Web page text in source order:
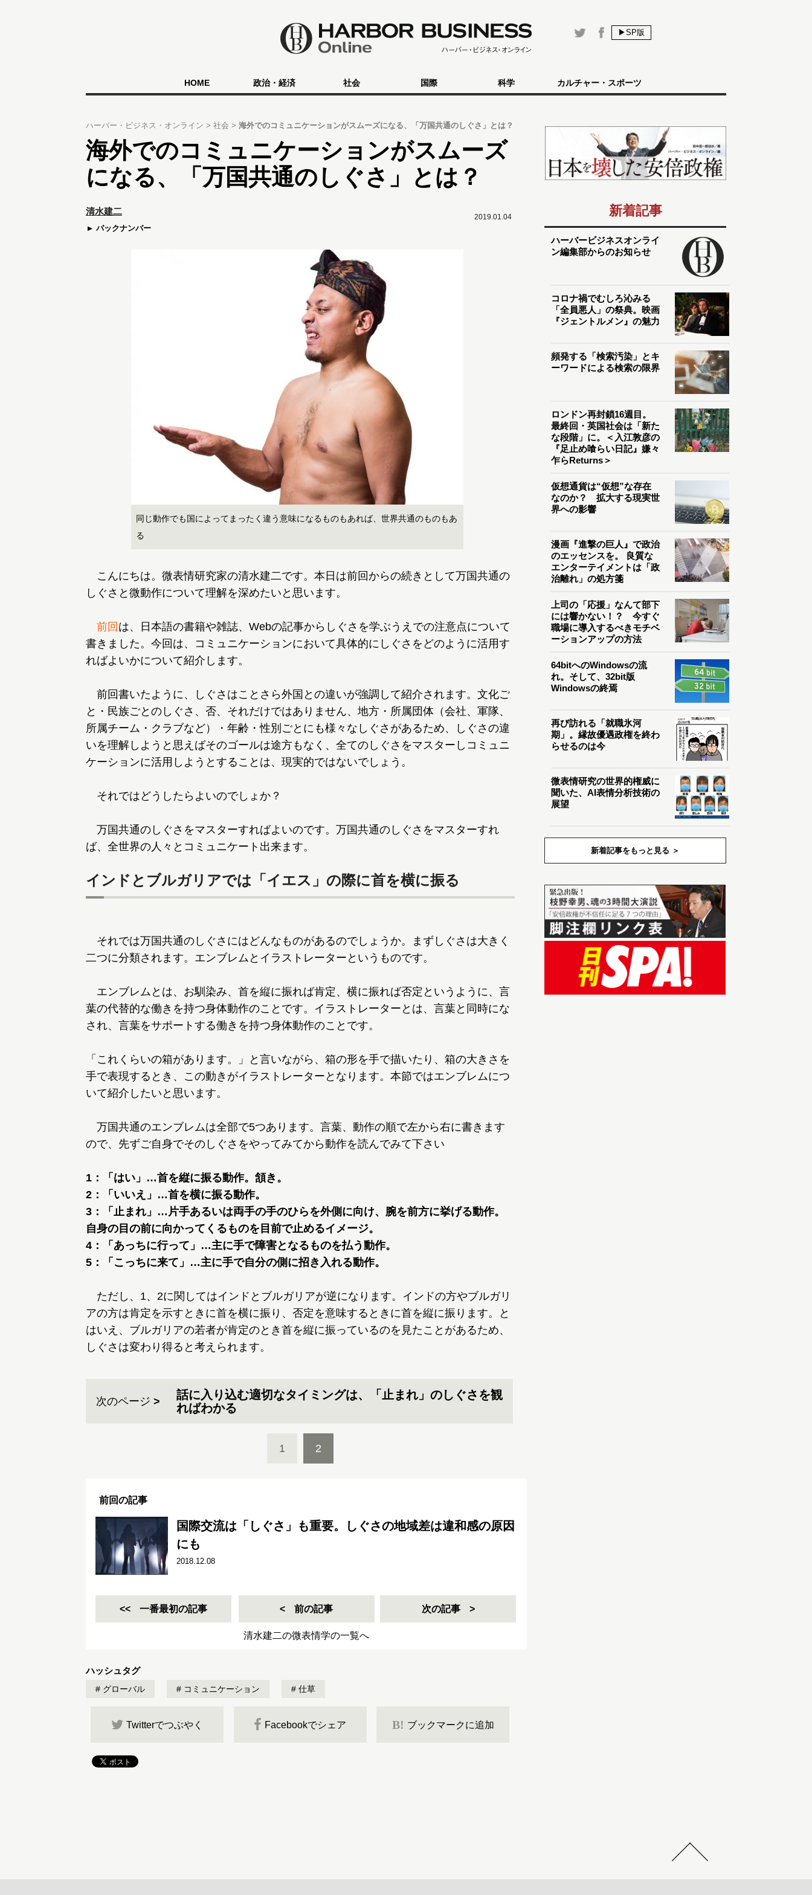
▶SP版
HOME 政治・経済 社会 国際 科学 カルチャー・スポーツ
ハーバー・ビジネス・オンライン 社会 海外でのコミュニケーションがスムーズになる、「万国共通のしぐさ」とは？
海外でのコミュニケーションがスムーズ
になる、「万国共通のしぐさ」とは？
2019.01.04
清水建二
バックナンバー
同じ動作でも国によってまったく違う意味になるものもあれば、世界共通のものもあ
る
こんにちは。微表情研究家の清水建二です。本日は前回からの続きとして万国共通の
しぐさと微動作について理解を深めたいと思います。
前回 は、日本語の書籍や雑誌、Webの記事からしぐさを学ぶうえでの注意点について
書きました。今回は、コミュニケーションにおいて具体的にしぐさをどのように活用す
ればよいかについて紹介します。
前回書いたように、しぐさはことさら外国との違いが強調して紹介されます。文化ご
と・民族ごとのしぐさ、否、それだけではありません、地方・所属団体（会社、軍隊、
所属チーム・クラブなど）・年齢・性別ごとにも様々なしぐさがあるため、しぐさの違
いを理解しようと思えばそのゴールは途方もなく、全てのしぐさをマスターしコミュニ
ケーションに活用しようとすることは、現実的ではないでしょう。
それではどうしたらよいのでしょか？
万国共通のしぐさをマスターすればよいのです。万国共通のしぐさをマスターすれ
ば、全世界の人々とコミュニケート出来ます。
インドとブルガリアでは「イエス」の際に首を横に振る
それでは万国共通のしぐさにはどんなものがあるのでしょうか。まずしぐさは大きく
二つに分類されます。エンブレムとイラストレーターというものです。
エンブレムとは、お馴染み、首を縦に振れば肯定、横に振れば否定というように、言
葉の代替的な働きを持つ身体動作のことです。イラストレーターとは、言葉と同時にな
され、言葉をサポートする働きを持つ身体動作のことです。
「これくらいの箱があります。」と言いながら、箱の形を手で描いたり、箱の大きさを
手で表現するとき、この動きがイラストレーターとなります。本節ではエンブレムにつ
いて紹介したいと思います。
万国共通のエンブレムは全部で5つあります。言葉、動作の順で左から右に書きます
ので、先ずご自身でそのしぐさをやってみてから動作を読んでみて下さい
1：「はい」…首を縦に振る動作。頷き。
2：「いいえ」…首を横に振る動作。
3：「止まれ」…片手あるいは両手の手のひらを外側に向け、腕を前方に挙げる動作。
自身の目の前に向かってくるものを目前で止めるイメージ。
4：「あっちに行って」…主に手で障害となるものを払う動作。
5：「こっちに来て」…主に手で自分の側に招き入れる動作。
ただし、1、2に関してはインドとブルガリアが逆になります。インドの方やブルガリ
アの方は肯定を示すときに首を横に振り、否定を意味するときに首を縦に振ります。と
はいえ、ブルガリアの若者が肯定のとき首を縦に振っているのを見たことがあるため、
しぐさは変わり得ると考えられます。
次のページ
話に入り込む適切なタイミングは、「止まれ」のしぐさを観
1 2
前回の記事
国際交流は「しぐさ」も重要。しぐさの地域差は違和感の原因
にも
2018.12.08
一番最初の記事 前の記事 次の記事
清水建二の微表情学の一覧へ
ハッシュタグ
グローバル コミュニケーション 仕草
Twitterでつぶやく Facebookでシェア B! ブックマークに追加
新着記事
ハーバービジネスオンライ
ン編集部からのお知らせ
コロナ禍でむしろ沁みる
「全員悪人」の祭典。映画
『ジェントルメン』の魅力
頻発する「検索汚染」とキ
ーワードによる検索の限界
ロンドン再封鎖16週目。
最終回・英国社会は「新た
な段階」に。＜入江敦彦の
『足止め喰らい日記』嫌々
乍らReturns＞
仮想通貨は“仮想”な存在
なのか？ 拡大する現実世
界への影響
漫画『進撃の巨人』で政治
のエッセンスを。 良質な
エンターテイメントは「政
治離れ」の処方箋
上司の「応援」なんて部下
には響かない！？ 今すぐ
職場に導入するべきモチベ
ーションアップの方法
64bitへのWindowsの流
れ。そして、32bit版
Windowsの終焉
再び訪れる「就職氷河
期」。縁故優遇政権を終わ
らせるのは今
微表情研究の世界的権威に
聞いた、AI表情分析技術の
展望
新着記事をもっと見る